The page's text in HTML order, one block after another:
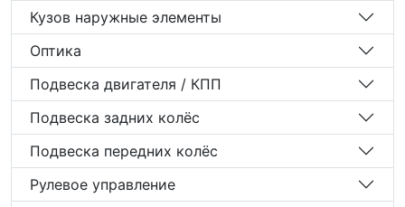
Кузов наружные элементы
Оптика
Подвеска двигателя / КПП
Подвеска задних колёс
Подвеска передних колёс
Рулевое управление